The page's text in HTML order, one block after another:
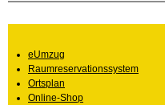
eUmzug
Raumreservationssystem
Ortsplan
Online-Shop